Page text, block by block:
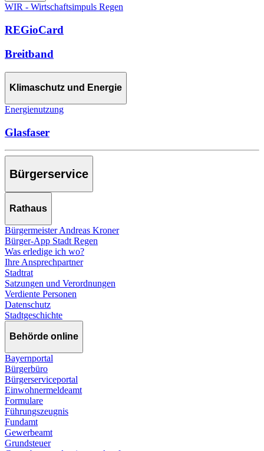
WIR - Wirtschaftsimpuls Regen
REGioCard
Breitband
Klimaschutz und Energie
Energienutzung
Glasfaser
Bürgerservice
Rathaus
Bürgermeister Andreas Kroner
Bürger-App Stadt Regen
Was erledige ich wo?
Ihre Ansprechpartner
Stadtrat
Satzungen und Verordnungen
Verdiente Personen
Datenschutz
Stadtgeschichte
Behörde online
Bayernportal
Bürgerbüro
Bürgerserviceportal
Einwohnermeldeamt
Formulare
Führungszeugnis
Fundamt
Gewerbeamt
Grundsteuer